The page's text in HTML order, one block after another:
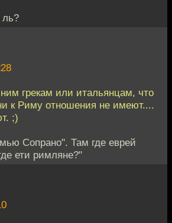
грекам или итальянцам, что
к Риму отношения не имеют....
;)
Сопрано". Там где еврей
ети римляне?"